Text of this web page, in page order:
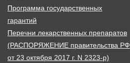
Программа государственных
гарантий
Перечни лекарственных препаратов
(РАСПОРЯЖЕНИЕ правительства РФ
от 23 октября 2017 г. N 2323-р)